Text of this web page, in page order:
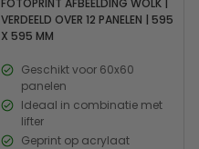
VERDEELD OVER 12 PANELEN | 595
X 595 MM
Geschikt voor 60x60
panelen
Ideaal in combinatie met
lifter
Geprint op acrylaat